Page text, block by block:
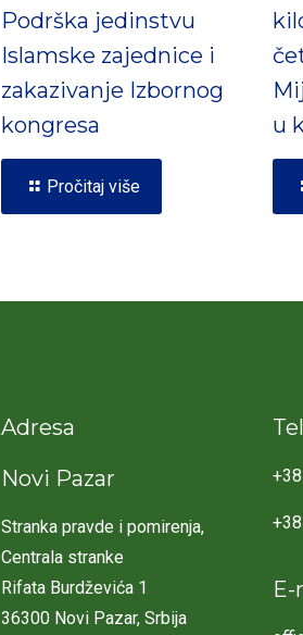
Podrška jedinstvu
Islamske zajednice i
zakazivanje Izbornog
kongresa
Pročitaj više
u
Adresa
Novi Pazar
Stranka pravde i pomirenja,
Centrala stranke
Rifata Burdževića 1
36300 Novi Pazar, Srbija
E-